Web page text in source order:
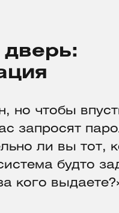
дверь:
но чтобы
запросят
ли вы тот,
будто
кого